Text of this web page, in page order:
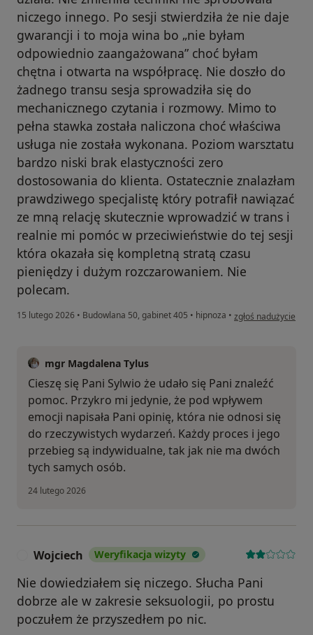
niczego innego. Po sesji stwierdziła że nie daje
gwarancji i to moja wina bo „nie byłam
odpowiednio zaangażowana” choć byłam
chętna i otwarta na współpracę. Nie doszło do
żadnego transu sesja sprowadziła się do
mechanicznego czytania i rozmowy. Mimo to
pełna stawka została naliczona choć właściwa
usługa nie została wykonana. Poziom warsztatu
bardzo niski brak elastyczności zero
dostosowania do klienta. Ostatecznie znalazłam
prawdziwego specjalistę który potrafił nawiązać
ze mną relację skutecznie wprowadzić w trans i
realnie mi pomóc w przeciwieństwie do tej sesji
która okazała się kompletną stratą czasu
pieniędzy i dużym rozczarowaniem. Nie
polecam.
15 lutego 2026 • Budowlana 50, gabinet 405 • hipnoza • w opinii
zgłoś nadużycie
mgr Magdalena Tylus
Cieszę się Pani Sylwio że udało się Pani znaleźć
pomoc. Przykro mi jedynie, że pod wpływem
emocji napisała Pani opinię, która nie odnosi się
do rzeczywistych wydarzeń. Każdy proces i jego
przebieg są indywidualne, tak jak nie ma dwóch
tych samych osób.
24 lutego 2026
Wojciech Weryfikacja wizyty
Nie dowiedziałem się niczego. Słucha Pani
dobrze ale w zakresie seksuologii, po prostu
poczułem że przyszedłem po nic.